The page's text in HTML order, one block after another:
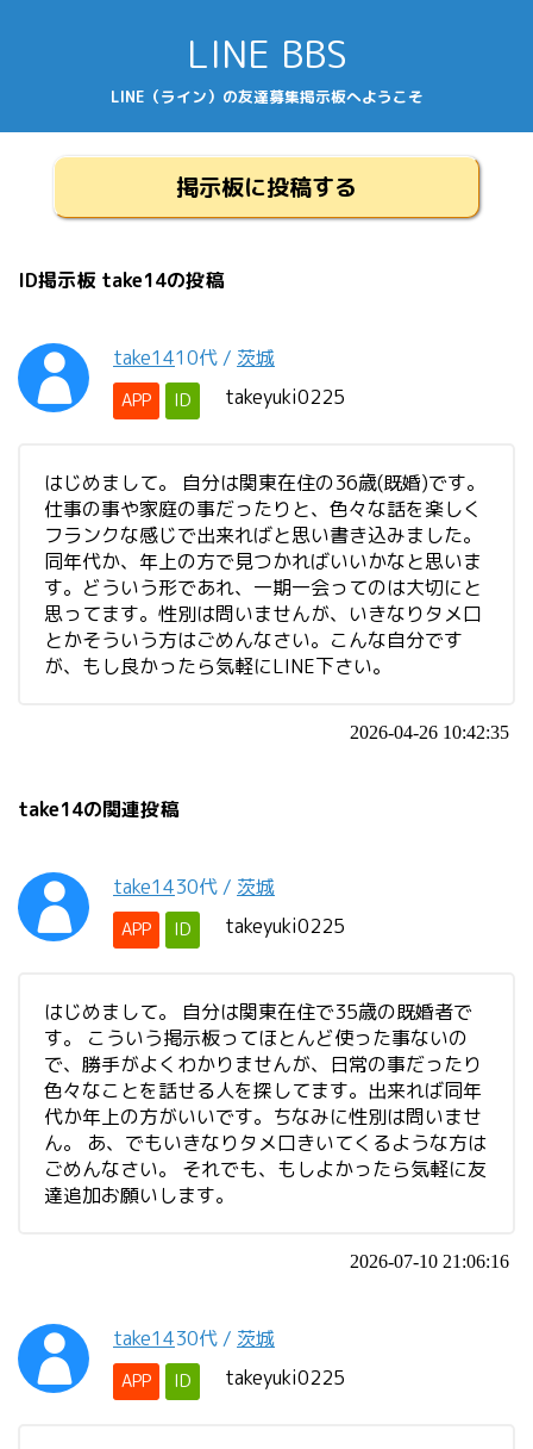
LINE BBS
LINE（ライン）の友達募集掲示板へようこそ
掲示板に投稿する
ID掲示板 take14の投稿
take1410代 / 茨城
APP ID takeyuki0225
はじめまして。 自分は関東在住の36歳(既婚)です。
仕事の事や家庭の事だったりと、色々な話を楽しく
フランクな感じで出来ればと思い書き込みました。
同年代か、年上の方で見つかればいいかなと思いま
す。どういう形であれ、一期一会ってのは大切にと
思ってます。性別は問いませんが、いきなりタメ口
とかそういう方はごめんなさい。こんな自分です
が、もし良かったら気軽にLINE下さい。
2026-04-26 10:42:35
take14の関連投稿
take1430代 / 茨城
APP ID takeyuki0225
はじめまして。 自分は関東在住で35歳の既婚者で
す。 こういう掲示板ってほとんど使った事ないの
で、勝手がよくわかりませんが、日常の事だったり
色々なことを話せる人を探してます。出来れば同年
代か年上の方がいいです。ちなみに性別は問いませ
ん。 あ、でもいきなりタメ口きいてくるような方は
ごめんなさい。 それでも、もしよかったら気軽に友
達追加お願いします。
2026-07-10 21:06:16
take1430代 / 茨城
APP ID takeyuki0225